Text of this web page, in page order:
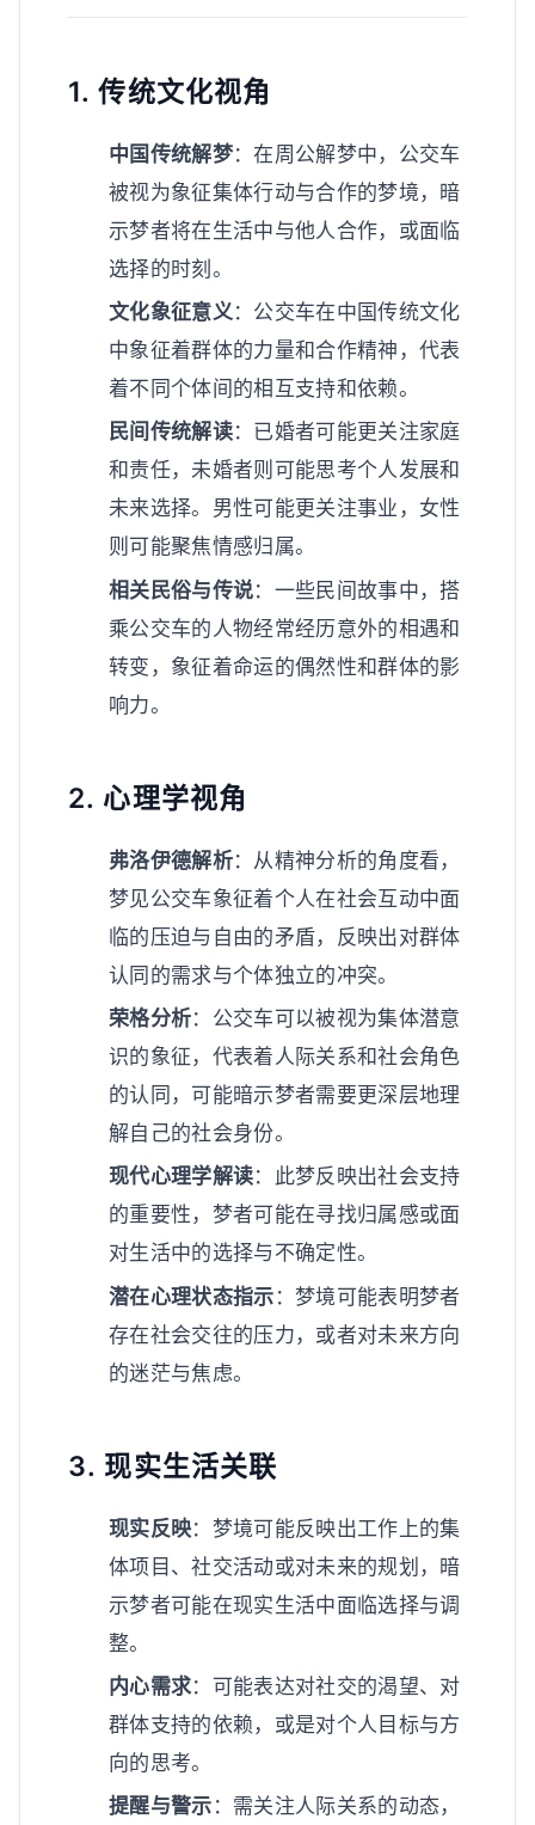
1. 传统文化视角
中国传统解梦：在周公解梦中，公交车
被视为象征集体行动与合作的梦境，暗
示梦者将在生活中与他人合作，或面临
选择的时刻。
文化象征意义：公交车在中国传统文化
中象征着群体的力量和合作精神，代表
着不同个体间的相互支持和依赖。
民间传统解读：已婚者可能更关注家庭
和责任，未婚者则可能思考个人发展和
未来选择。男性可能更关注事业，女性
则可能聚焦情感归属。
相关民俗与传说：一些民间故事中，搭
乘公交车的人物经常经历意外的相遇和
转变，象征着命运的偶然性和群体的影
响力。
2. 心理学视角
弗洛伊德解析：从精神分析的角度看，
梦见公交车象征着个人在社会互动中面
临的压迫与自由的矛盾，反映出对群体
认同的需求与个体独立的冲突。
荣格分析：公交车可以被视为集体潜意
识的象征，代表着人际关系和社会角色
的认同，可能暗示梦者需要更深层地理
解自己的社会身份。
现代心理学解读：此梦反映出社会支持
的重要性，梦者可能在寻找归属感或面
对生活中的选择与不确定性。
潜在心理状态指示 ：梦境可能表明梦者
存在社会交往的压力，或者对未来方向
的迷茫与焦虑。
3. 现实生活关联
现实反映：梦境可能反映出工作上的集
体项目、社交活动或对未来的规划，暗
示梦者可能在现实生活中面临选择与调
整。
内心需求：可能表达对社交的渴望、对
群体支持的依赖，或是对个人目标与方
向的思考。
提醒与警示 ：需关注人际关系的动态，